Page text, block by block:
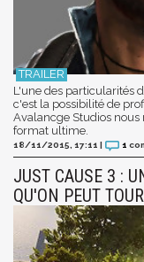
L'une des particularités
c'est la possibilité de
Avalancge Studios
format ultime.
18/11/2015, 17:11 | 1
JUST CAUSE 3 :
QU'ON PEUT